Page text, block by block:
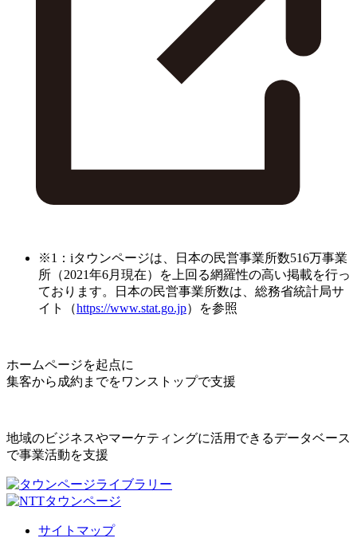
※1：iタウンページは、日本の民営事業所数516万事業
所（2021年6月現在）を上回る網羅性の高い掲載を行っ
ております。日本の民営事業所数は、総務省統計局サ
イト（https://www.stat.go.jp）を参照
ホームページを起点に
集客から成約までをワンストップで支援
地域のビジネスやマーケティングに活用できるデータベース
で事業活動を支援
サイトマップ